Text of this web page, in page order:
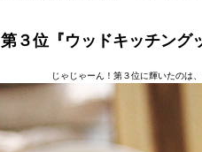
第３位『ウッドキッチング
じゃじゃーん！第３位に輝いたのは